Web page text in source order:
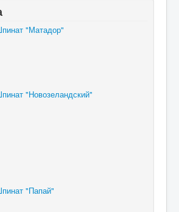
"Матадор"
"Новозеландский"
"Папай"